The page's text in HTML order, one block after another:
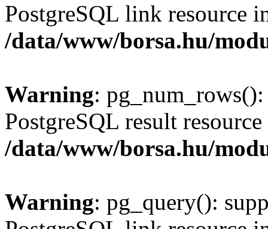
PostgreSQL link resource
/data/www/borsa.hu/
Warning:
PostgreSQL result
/data/www/borsa.hu/
Warning: pg_query():